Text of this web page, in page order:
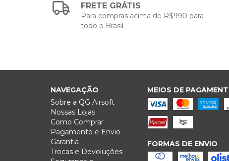
FRETE GRÁTIS
Para compras acima de R$990 para
todo o Brasil.
NAVEGAÇÃO
Sobre a QG Airsoft
Nossas Lojas
Como Comprar
Pagamento e Envio
Garantia
Trocas e Devoluções
MEIOS DE
FORMAS DE ENVIO